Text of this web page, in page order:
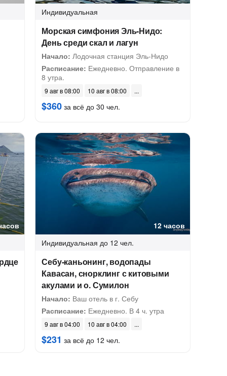
Индивидуальная
Морская симфония Эль-Нидо:
День среди скал и лагун
Начало: Лодочная станция Эль-Нидо
Расписание: Ежедневно. Отправление в
8 утра.
9 авг в 08:00 10 авг в 08:00
$360 за всё до 30 чел.
12 часов
Индивидуальная до 12 чел.
Себу-каньонинг, водопады
Кавасан, снорклинг с китовыми
акулами и о. Сумилон
Начало: Ваш отель в г. Себу
Расписание: Ежедневно. В 4 ч. утра
9 авг в 04:00 10 авг в 04:00
$231 за всё до 12 чел.